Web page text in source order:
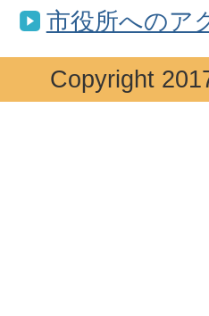
市役所へのア
Copyright